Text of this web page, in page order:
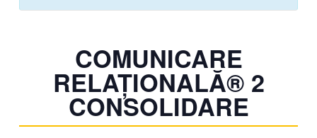
COMUNICARE
RELAȚIONALĂ® 2
CONSOLIDARE